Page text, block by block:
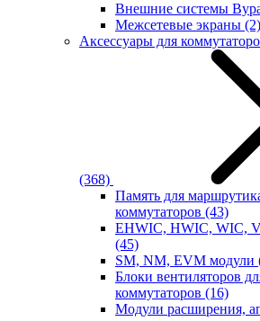
Внешние системы
Межсетевые экраны (2)
Аксессуары для
(368)
Память для
коммутаторов (43)
EHWIC, HWIC, WIC,
(45)
SM, NM, EVM модули
Блоки вентиляторов
коммутаторов (16)
Модули расширения,